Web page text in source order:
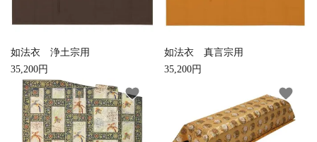
如法衣 浄土宗用
35,200円
如法衣 真言宗用
35,200円
favorite favorite